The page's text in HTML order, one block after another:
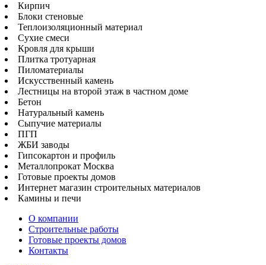
Кирпич
Блоки стеновые
Теплоизоляционный материал
Сухие смеси
Кровля для крыши
Плитка тротуарная
Пиломатериалы
Искусственный камень
Лестницы на второй этаж в частном доме
Бетон
Натуральный камень
Сыпучие материалы
ПГП
ЖБИ заводы
Гипсокартон и профиль
Металлопрокат Москва
Готовые проекты домов
Интернет магазин строительных материалов
Камины и печи
О компании
Строительные работы
Готовые проекты домов
Контакты